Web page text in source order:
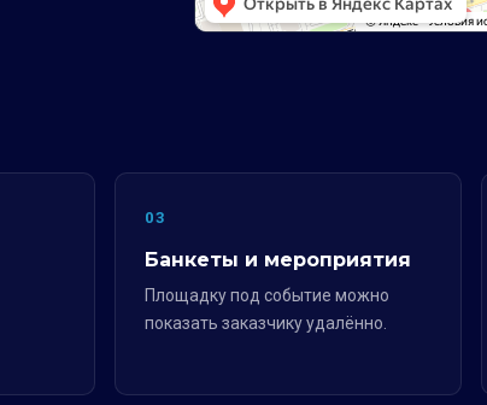
03
Банкеты и мероприятия
Площадку под событие можно
показать заказчику удалённо.